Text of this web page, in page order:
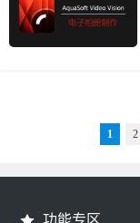
1 2
功能专区